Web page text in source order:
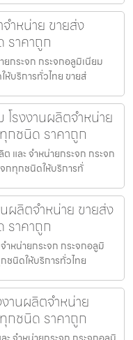
ำหน่าย ขายส่ง
ราคาถูก
ยกระจก กระจกอลูมิเนียม
ห้บริการทั่วไทย ขายส่
รงงานผลิตจำหน่าย
กชนิด ราคาถูก
และ จำหน่ายกระจก กระจก
กทุกชนิดให้บริการทั่
ผลิตจำหน่าย ขายส่ง
ราคาถูก
หน่ายกระจก กระจกอลูมิ
ชนิดให้บริการทั่วไทย
านผลิตจำหน่าย
กชนิด ราคาถูก